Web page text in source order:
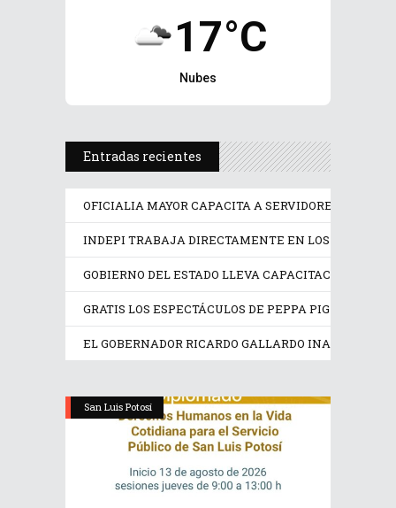
17°C
Nubes
Entradas recientes
OFICIALIA MAYOR CAPACITA A SERVIDORES
INDEPI TRABAJA DIRECTAMENTE EN LOS
GOBIERNO DEL ESTADO LLEVA CAPACITACIÓN
GRATIS LOS ESPECTÁCULOS DE PEPPA PIG Y
EL GOBERNADOR RICARDO GALLARDO INAUGURA
San Luis Potosí